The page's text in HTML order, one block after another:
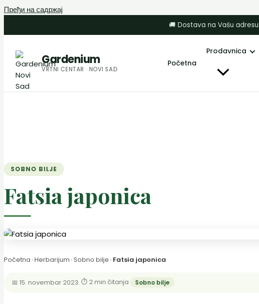
Пређи на садржај
🚚 Dostava na Vašu adresu
Gardenium
VRTNI CENTAR · NOVI SAD
Početna
Prodavnica
SOBNO BILJE
Fatsia japonica
Početna ›Herbarijum ›Sobno bilje › Fatsia japonica
📅 15. novembar 2023.·⏱ 2 min čitanja· Sobno bilje